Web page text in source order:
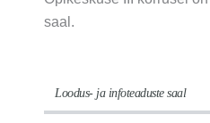
saal.
Loodus- ja infoteaduste saal